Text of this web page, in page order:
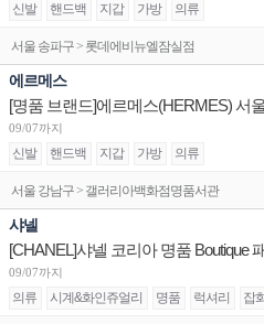
신발 핸드백 지갑 가방 의류
서울 송파구 > 롯데에비뉴엘잠실점
에르메스
09/07까지
신발 핸드백 지갑 가방 의류
서울 강남구 > 갤러리아백화점명품서관
샤넬
09/07까지
의류 시계&화인쥬얼리 명품 럭셔리 잡